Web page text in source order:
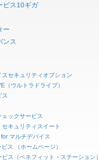
ビス10ギガ
ー
ンス
スセキュリティオプション
（ウルトラドライブ）
ス
ックサービス
キュリティスイート
マルチデバイス
ス （ホームページ）
ス（ベネフィット・ステーション）